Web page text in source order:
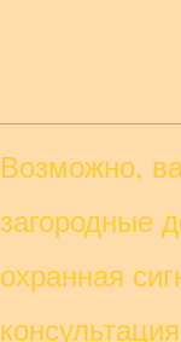
Возможно,
загородные
охранная